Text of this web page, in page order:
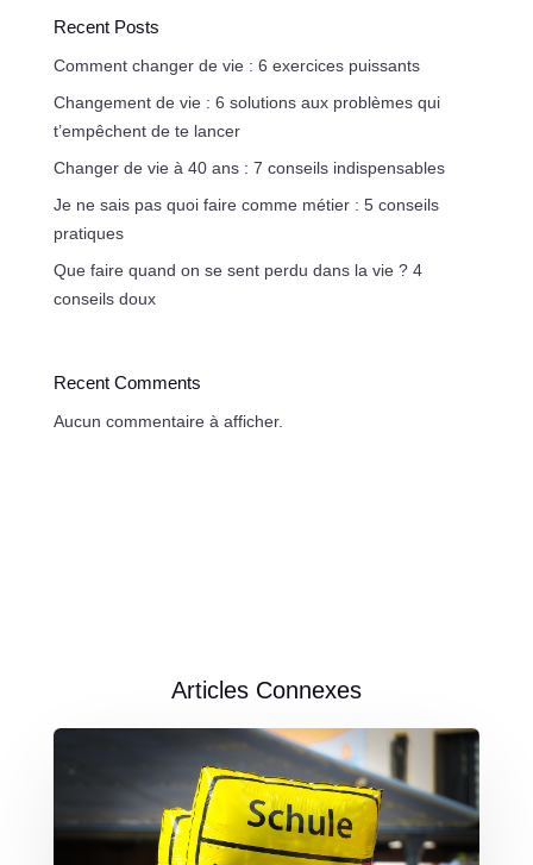
Recent Posts
Comment changer de vie : 6 exercices puissants
Changement de vie : 6 solutions aux problèmes qui
t’empêchent de te lancer
Changer de vie à 40 ans : 7 conseils indispensables
Je ne sais pas quoi faire comme métier : 5 conseils
pratiques
Que faire quand on se sent perdu dans la vie ? 4
conseils doux
Recent Comments
Aucun commentaire à afficher.
Articles Connexes